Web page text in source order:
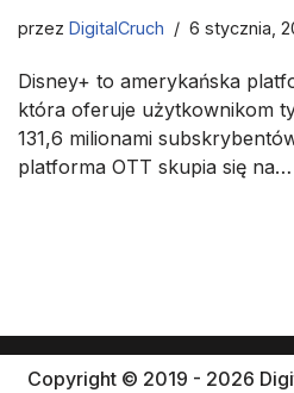
przez DigitalCruch 6 stycznia,
Disney+ to amerykańska
która oferuje użytkownikom
131,6 milionami
platforma OTT skupia się na…
Copyright © 2019 - 2026